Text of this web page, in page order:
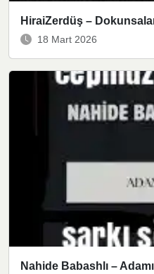
HiraiZerdüş –
18 Mart 2026
Nahide Babashlı –